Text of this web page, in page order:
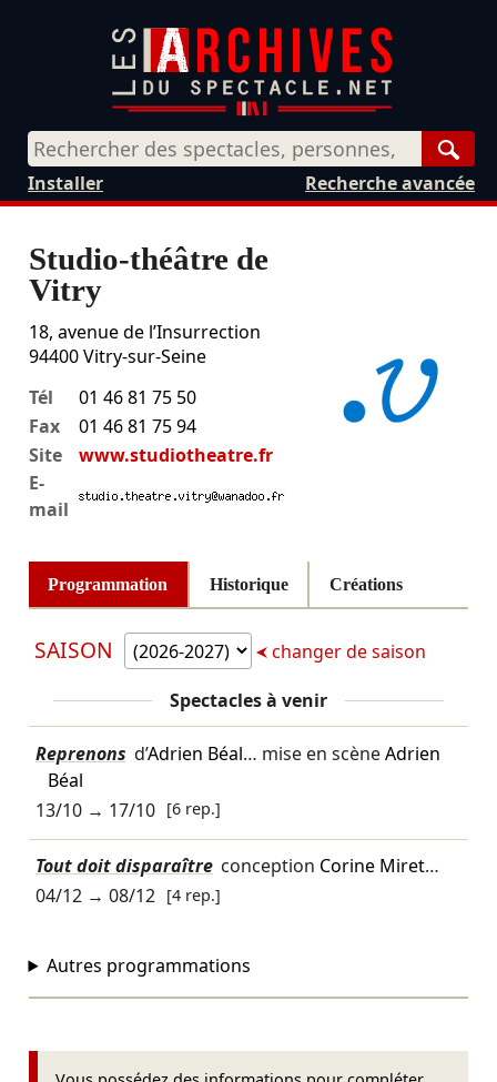
Recherche avancée
Installer
Studio-théâtre de
Vitry
18, avenue de l’Insurrection
94400 Vitry-sur-Seine
Tél
01 46 81 75 50
Fax
01 46 81 75 94
Site
www.studiotheatre.fr
E-
mail
Programmation Historique Créations
SAISON changer de saison
Spectacles à venir
Reprenons d’Adrien Béal… mise en scèneAdrien
Béal
13/10→ 17/10 [6 rep.]
Tout doit disparaître conception Corine Miret…
04/12→ 08/12 [4 rep.]
Autres programmations